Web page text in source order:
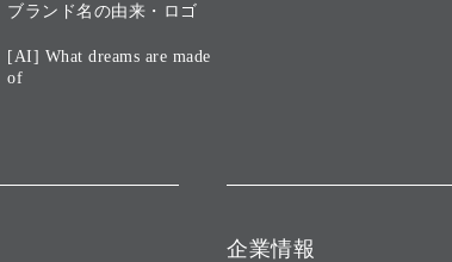
ブランド名の由来・ロゴ
[AI] What dreams are made
of
企業情報